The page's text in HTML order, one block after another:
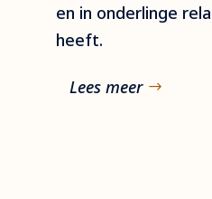
en in onderlinge
heeft.
Lees meer